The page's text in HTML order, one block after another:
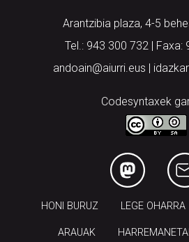
Arantzibia plaza, 4-5
Tel.: 943 300 732 | Faxa:
andoain@aiurri.eus |
Codesyntaxek
HONI BURUZ LEGE OHARRA
ARAUAK